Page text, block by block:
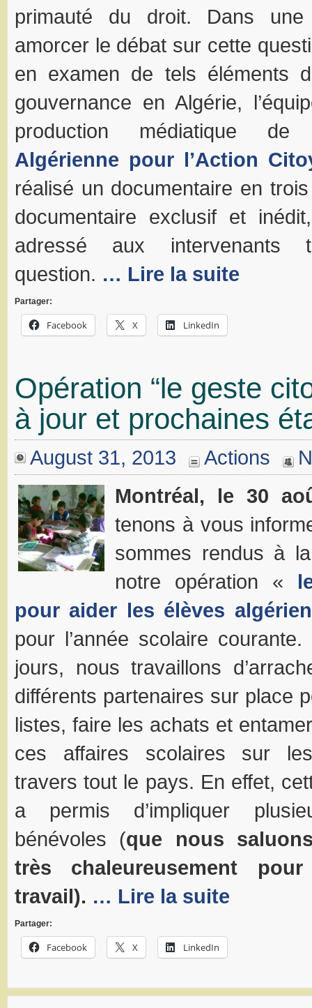
primauté du droit. Dans une
amorcer le débat sur cette
en examen de tels éléments
gouvernance en Algérie,
production médiatique
Algérienne pour l’Action
réalisé un documentaire en
documentaire exclusif et
adressé aux intervenants
question. … Lire la suite
Partager:
Facebook X LinkedIn
Opération “le geste
à jour et prochaines
August 31, 2013 Actions
Montréal, le 30
tenons à vous
sommes rendus à
notre opération «
pour aider les élèves
pour l’année scolaire
jours, nous travaillons
différents partenaires sur place
listes, faire les achats et
ces affaires scolaires sur
travers tout le pays. En effet,
a permis d’impliquer
bénévoles (que nous
très chaleureusement
travail). … Lire la suite
Partager:
Facebook X LinkedIn